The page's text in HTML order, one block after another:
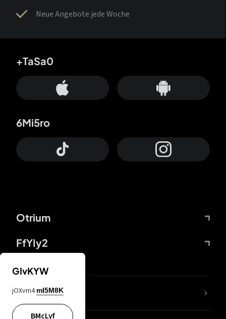
Neue Angebote jede Woche
Otrium
FfYIy2
+TaSa0
6Mi5ro
DDcvSo
GIvKYW
jOXvm4 mI5M8K
BMcLyf